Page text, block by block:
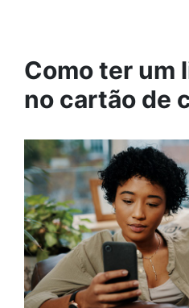
Como ter um
no cartão de